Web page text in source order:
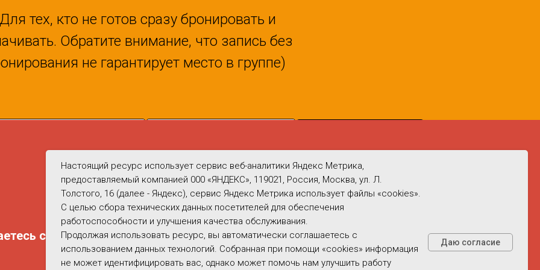
с условиями Договора бронирования и Оферты ОЗНАКОМИТЬСЯ
тех, кто не готов сразу бронировать и
Обратите внимание, что запись без
не гарантирует место в группе)
законом от 27.07.2006 N° 152-ФЗ «О персональных данных», во исполнение требований
г. N° 152-Ф3 «О персональных данных» (с изменениями и дополнениями) свободно, своей волей
о предоставлении своих персональных данных ООО "Команда", ведущему свою
656906, г. Барнаул, р.п. Южный, ул. Герцена 3 к2, помещение Н5, и даю свое
, на условиях и для целей, определенныхПолитикой конфиденциальности.
Настоящий ресурс использует сервис веб-аналитики Яндекс Метрика,
предоставляемый компанией 000 «ЯНДЕКС», 119021, Россия, Москва, ул. Л.
Толстого, 16 (далее - Яндекс), сервис Яндекс Метрика использует файлы «сооkіеs».
C целью сбора технических данных посетителей для обеспечения
работоспособности и улучшения качества обслуживания.
Продолжая использовать ресурс, вы автоматически соглашаетесь с
использованием данных технологий. Собранная при помощи «cookies» информация
не может идентифицировать вас, однако может помочь нам улучшить работу
Даю согласие